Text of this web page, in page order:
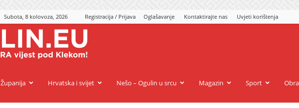
Subota, 8 kolovoza, 2026 Registracija / Prijava Oglašavanje Kontaktirajte nas Uvjeti korištenja
Ogulin.eu
Županija Hrvatska i svijet Nešo – Ogulin u srcu Magazin Sport